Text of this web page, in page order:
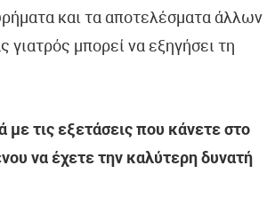
και τα αποτελέσματα άλλων
μπορεί να εξηγήσει τη
τις εξετάσεις που κάνετε στο
να έχετε την καλύτερη δυνατή